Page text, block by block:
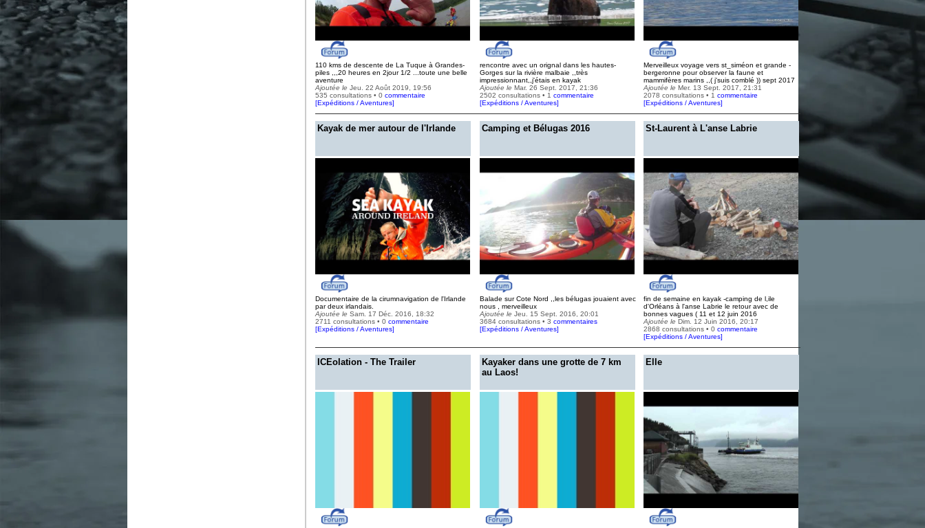
110 kms de descente de La Tuque à Grandes-
piles ,,,20 heures en 2jour 1/2 ...toute une belle
aventure
Ajoutée le Jeu. 22 Août 2019, 19:56
535 consultations • 0 commentaire
[Expéditions / Aventures]
rencontre avec un orignal dans les hautes-
Gorges sur la rivière malbaie ,,très
impressionnant,,j'étais en kayak
Ajoutée le Mar. 26 Sept. 2017, 21:36
2502 consultations • 1 commentaire
[Expéditions / Aventures]
Merveilleux voyage vers st_siméon et grande -
bergeronne pour observer la faune et
mammifères marins ,,( j'suis comblé )) sept 2017
Ajoutée le Mer. 13 Sept. 2017, 21:31
2078 consultations • 1 commentaire
[Expéditions / Aventures]
Kayak de mer autour de l'Irlande
Documentaire de la cirumnavigation de l'Irlande
par deux irlandais.
Ajoutée le Sam. 17 Déc. 2016, 18:32
2711 consultations • 0 commentaire
[Expéditions / Aventures]
Camping et Bélugas 2016
Balade sur Cote Nord ,,les bélugas jouaient avec
nous , merveilleux
Ajoutée le Jeu. 15 Sept. 2016, 20:01
3684 consultations • 3 commentaires
[Expéditions / Aventures]
St-Laurent à L'anse Labrie
fin de semaine en kayak -camping de l,ile
d'Orléans à l'anse Labrie le retour avec de
bonnes vagues ( 11 et 12 juin 2016
Ajoutée le Dim. 12 Juin 2016, 20:17
2868 consultations • 0 commentaire
[Expéditions / Aventures]
ICEolation - The Trailer
Kayaker dans une grotte de 7 km
au Laos!
Elle